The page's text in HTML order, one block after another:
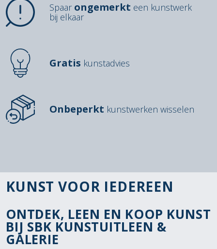
Spaar ongemerkt een kunstwerk
bij elkaar
Gratis kunstadvies
Onbeperkt kunstwerken wisselen
KUNST VOOR IEDEREEN
ONTDEK, LEEN EN KOOP KUNST
BIJ SBK KUNSTUITLEEN &
GALERIE